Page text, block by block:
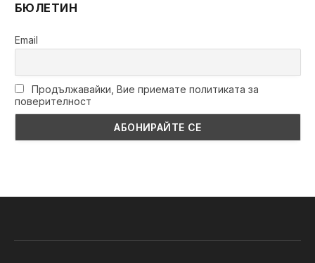
БЮЛЕТИН
Email
Продължавайки, Вие приемате политиката за
поверителност